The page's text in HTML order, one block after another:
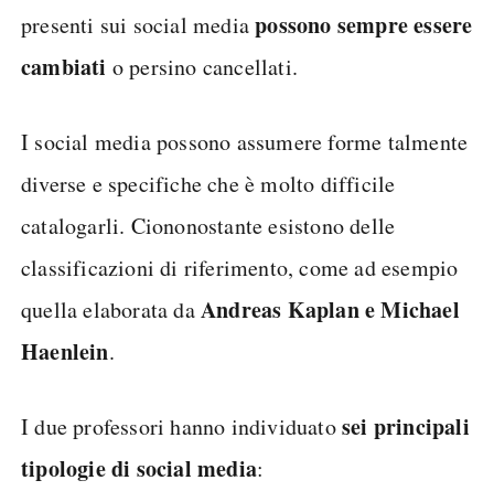
presenti sui social mediapossono sempre essere
cambiati o persino cancellati.
I social media possono assumere forme talmente
diverse e specifiche che è molto difficile
catalogarli. Ciononostante esistono delle
classificazioni di riferimento, come ad esempio
quella elaborata daAndreas Kaplan e Michael
Haenlein.
I due professori hanno individuatosei principali
tipologie di social media: